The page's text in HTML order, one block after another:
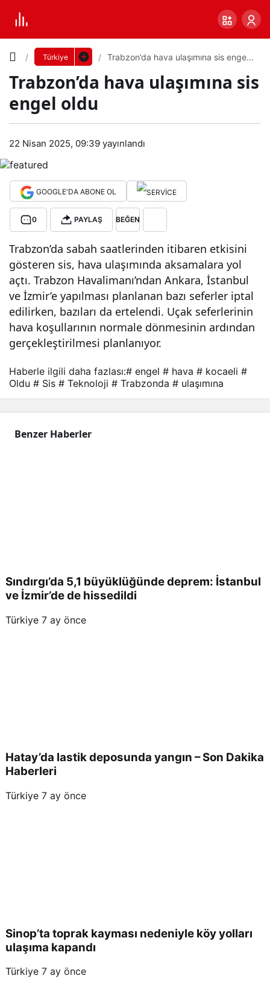
Türkiye
Trabzon’da hava ulaşımına sis engel
Trabzon’da hava ulaşımına sis
engel oldu
22 Nisan 2025, 09:39 yayınlandı
GOOGLE'DA ABONE OL
0 PAYLAŞ BEĞEN
Trabzon’da sabah saatlerinden itibaren etkisini
gösteren sis, hava ulaşımında aksamalara yol
açtı. Trabzon Havalimanı’ndan Ankara, İstanbul
ve İzmir’e yapılması planlanan bazı seferler iptal
edilirken, bazıları da ertelendi. Uçak seferlerinin
hava koşullarının normale dönmesinin ardından
gerçekleştirilmesi planlanıyor.
Tra
n’da
hav
ulaş
ımın
sis
Yazı
Boyutunu
Küçük 100% Dev
Varsayılana
Haberle ilgili daha fazlası:# engel # hava # kocaeli #
Oldu # Sis # Teknoloji # Trabzonda # ulaşımına
Benzer Haberler
Sındırgı’da 5,1 büyüklüğünde deprem: İstanbul
ve İzmir’de de hissedildi
Türkiye 7 ay önce
Hatay’da lastik deposunda yangın – Son Dakika
Haberleri
Türkiye 7 ay önce
Sinop’ta toprak kayması nedeniyle köy yolları
ulaşıma kapandı
Türkiye 7 ay önce